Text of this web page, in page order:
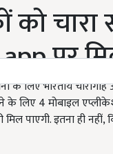
को
पर
भारतीय चारागाह
के लिए 4 मोबाइल
मिल पाएगी. इतना ही